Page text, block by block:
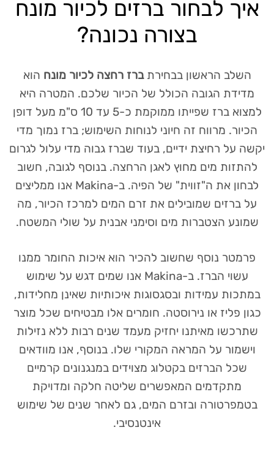
איך לבחור ברזים לכיור מונח
בצורה נכונה?
השלב הראשון בבחירתברז רחצה לכיור מונח הוא
מדידת הגובה הכולל של הכיור שלכם. המטרה היא
למצוא ברז שפייתו ממוקמת כ-5 עד 10 ס"מ מעל דופן
הכיור. מרווח זה חיוני לנוחות השימוש; ברז נמוך מדי
יקשה על רחיצת ידיים, בעוד שברז גבוה מדי עלול לגרום
להתזות מים מחוץ לאגן הרחצה. בנוסף לגובה, חשוב
לבחון את ה"זווית" של הפיה. ב-Makina אנו ממליצים
על ברזים שמובילים את זרם המים למרכז הכיור, מה
שמונע הצטברות מים וסימני אבנית על שולי המשטח.
פרמטר נוסף שחשוב להכיר הוא איכות החומר ממנו
עשוי הברז. ב-Makina אנו שמים דגש על שימוש
במתכות עמידות ובסגסוגות איכותיות שאינן מחלידות,
כגון פליז או נירוסטה. חומרים אלו מבטיחים שכל מוצר
שתרכשו מאיתנו יחזיק מעמד שנים רבות ללא נזילות
וישמור על המראה המקורי שלו. בנוסף, אנו מוודאים
שכל הברזים בקטלוג מצוידים במנגנונים קרמיים
מתקדמים המאפשרים שליטה חלקה ומדויקת
בטמפרטורה ובזרם המים, גם לאחר שנים של שימוש
אינטנסיבי.